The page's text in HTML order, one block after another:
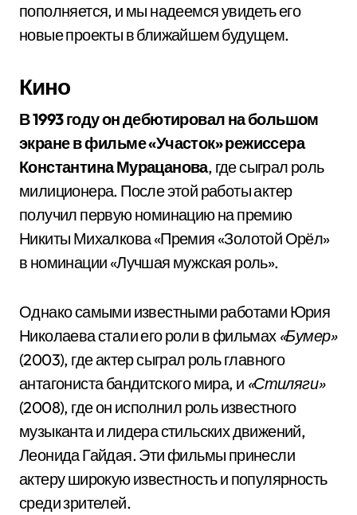
пополняется, и мы надеемся увидеть его
новые проекты в ближайшем будущем.
Кино
В 1993 году он дебютировал на большом
экране в фильме «Участок» режиссера
Константина Мурацанова, где сыграл роль
милиционера. После этой работы актер
получил первую номинацию на премию
Никиты Михалкова «Премия «Золотой Орёл»
в номинации «Лучшая мужская роль».
Однако самыми известными работами Юрия
Николаева стали его роли в фильмах «Бумер»
(2003), где актер сыграл роль главного
антагониста бандитского мира, и «Стиляги»
(2008), где он исполнил роль известного
музыканта и лидера стильских движений,
Леонида Гайдая. Эти фильмы принесли
актеру широкую известность и популярность
среди зрителей.